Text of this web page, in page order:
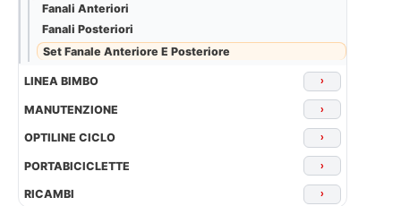
Fanali Anteriori
Fanali Posteriori
Set Fanale Anteriore E Posteriore
LINEA BIMBO ›
MANUTENZIONE ›
OPTILINE CICLO ›
PORTABICICLETTE ›
RICAMBI ›